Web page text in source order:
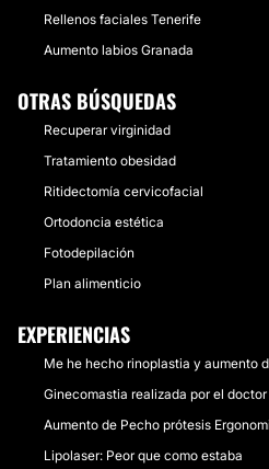
Rellenos faciales Tenerife
Aumento labios Granada
OTRAS BÚSQUEDAS
Recuperar virginidad
Tratamiento obesidad
Ritidectomía cervicofacial
Ortodoncia estética
Fotodepilación
Plan alimenticio
EXPERIENCIAS
Me he hecho rinoplastia y aumento
Ginecomastia realizada por el
Aumento de Pecho prótesis
Lipolaser: Peor que como estaba